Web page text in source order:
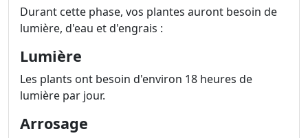
Durant cette phase, vos plantes auront besoin de
lumière, d'eau et d'engrais :
Lumière
Les plants ont besoin d'environ 18 heures de
lumière par jour.
Arrosage